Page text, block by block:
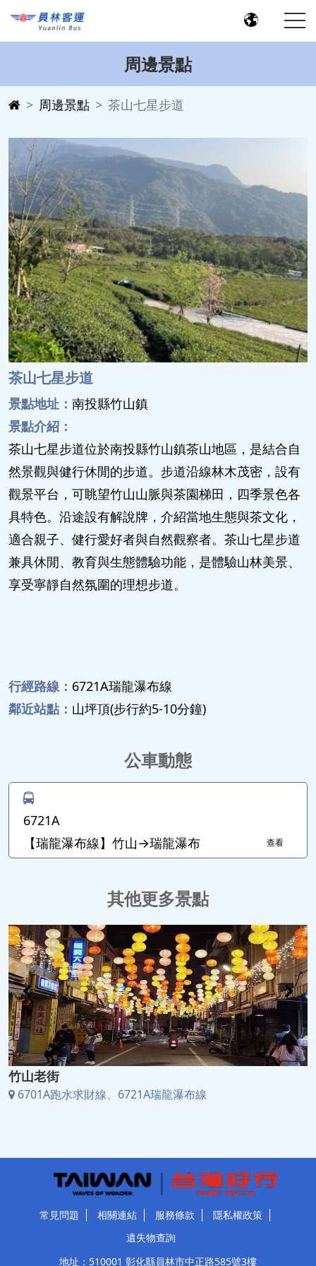
周邊景點
周邊景點 茶山七星步道
茶山七星步道
景點地址： 南投縣竹山鎮
景點介紹：
茶山七星步道位於南投縣竹山鎮茶山地區，是結合自
然景觀與健行休閒的步道。步道沿線林木茂密，設有
觀景平台，可眺望竹山山脈與茶園梯田，四季景色各
具特色。沿途設有解說牌，介紹當地生態與茶文化，
適合親子、健行愛好者與自然觀察者。茶山七星步道
兼具休閒、教育與生態體驗功能，是體驗山林美景、
享受寧靜自然氛圍的理想步道。
行經路線： 6721A瑞龍瀑布線
鄰近站點： 山坪頂(步行約5-10分鐘)
公車動態
6721A
【瑞龍瀑布線】竹山→瑞龍瀑布
查看
其他更多景點
竹山老街
6701A跑水求財線、6721A瑞龍瀑布線
常見問題 相關連結 服務條款
隱私權政策
遺失物查詢
地址：510001 彰化縣員林市中正路585號3樓